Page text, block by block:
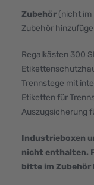
Zubehör (nicht im
Zubehör
Regalkästen 300
Trennstege mit
Etiketten für
Auszugsicherung
Industrieboxen
nicht enthalten.
bitte im Zubehör